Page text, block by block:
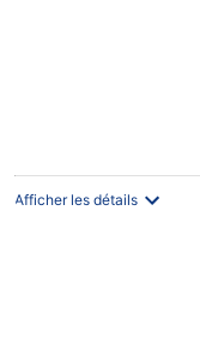
Afficher les détails